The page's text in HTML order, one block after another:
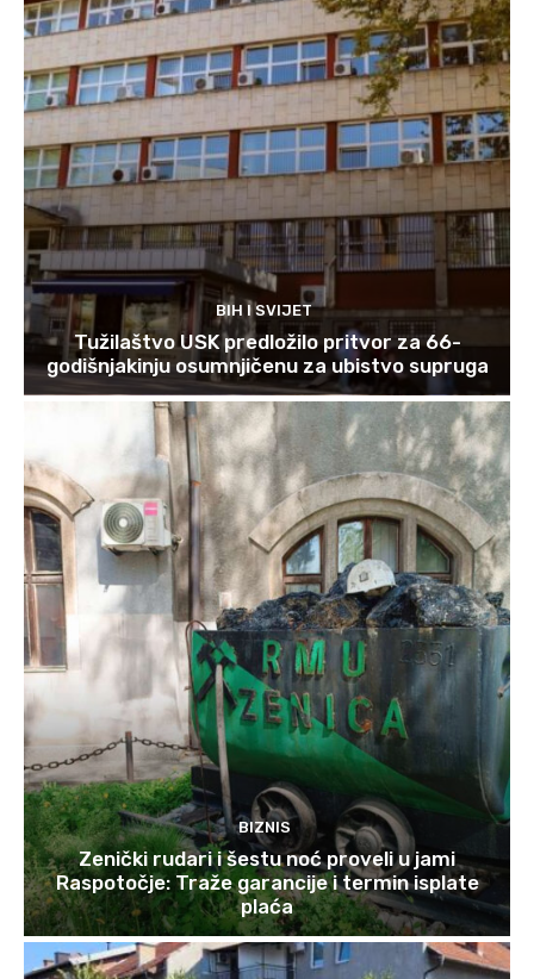
BIH I SVIJET
Tužilaštvo USK predložilo pritvor za 66-
godišnjakinju osumnjičenu za ubistvo supruga
BIZNIS
Zenički rudari i šestu noć proveli u jami
Raspotočje: Traže garancije i termin isplate
plaća